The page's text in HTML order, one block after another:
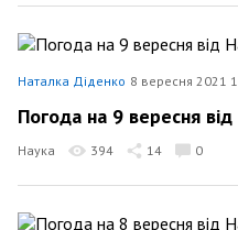
Наталка Діденко 8 вересня 2021
Погода на 9 вересня
Наука 394 14 0